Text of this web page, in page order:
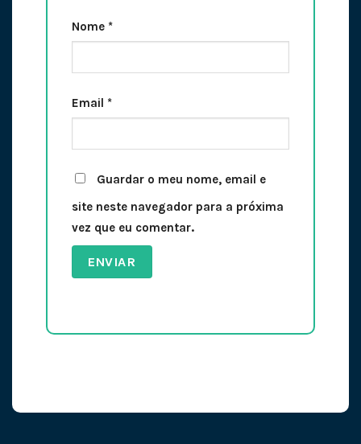
Nome *
Email *
Guardar o meu nome, email e
site neste navegador para a próxima
vez que eu comentar.